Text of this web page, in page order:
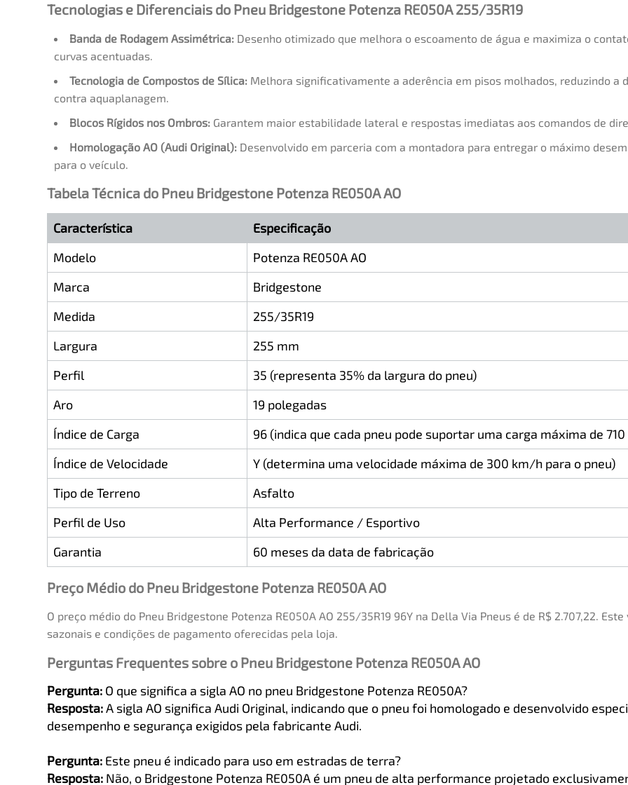
Tecnologias e Diferenciais do Pneu Bridgestone Potenza RE050A 255/35R19
Banda de Rodagem Assimétrica: Desenho otimizado que melhora o escoamento de água e maximiza o
curvas acentuadas.
Tecnologia de Compostos de Sílica: Melhora significativamente a aderência em pisos molhados, reduzindo a
contra aquaplanagem.
Blocos Rígidos nos Ombros: Garantem maior estabilidade lateral e respostas imediatas aos comandos de
Homologação AO (Audi Original): Desenvolvido em parceria com a montadora para entregar o máximo
para o veículo.
Tabela Técnica do Pneu Bridgestone Potenza RE050A AO
Característica
Especificação
Modelo
Potenza RE050A AO
Marca
Bridgestone
Medida
255/35R19
Largura
255 mm
Perfil
35 (representa 35% da largura do pneu)
Aro
19 polegadas
Índice de Carga
96 (indica que cada pneu pode suportar uma carga máxima de 710
Índice de Velocidade
Y (determina uma velocidade máxima de 300 km/h para o pneu)
Tipo de Terreno
Asfalto
Perfil de Uso
Alta Performance / Esportivo
Garantia
60 meses da data de fabricação
Preço Médio do Pneu Bridgestone Potenza RE050A AO
O preço médio do Pneu Bridgestone Potenza RE050A AO 255/35R19 96Y na Della Via Pneus é de R$ 2.707,22.
sazonais e condições de pagamento oferecidas pela loja.
Perguntas Frequentes sobre o Pneu Bridgestone Potenza RE050A AO
Pergunta: O que significa a sigla AO no pneu Bridgestone Potenza RE050A?
Resposta:A sigla AO significa Audi Original, indicando que o pneu foi homologado e desenvolvido
desempenho e segurança exigidos pela fabricante Audi.
Pergunta: Este pneu é indicado para uso em estradas de terra?
Resposta: Não, o Bridgestone Potenza RE050A é um pneu de alta performance projetado